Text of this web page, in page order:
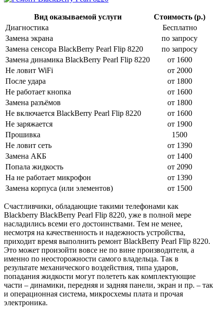
Вид оказываемой услуги
Стоимость (р.)
Диагностика
Бесплатно
Замена экрана
по запросу
Замена сенсора BlackBerry Pearl Flip 8220
по запросу
Замена динамика BlackBerry Pearl Flip 8220
от 1600
Не ловит WiFi
от 2000
После удара
от 1800
Не работает кнопка
от 1600
Замена разъёмов
от 1800
Не включается BlackBerry Pearl Flip 8220
от 1600
Не заряжается
от 1900
Прошивка
1500
Не ловит сеть
от 1390
Замена АКБ
от 1400
Попала жидкость
от 2090
На не работает микрофон
от 1390
Замена корпуса (или элементов)
от 1500
Счастливчики, обладающие такими телефонами как
Blackberry BlackBerry Pearl Flip 8220, уже в полной мере
насладились всеми его достоинствами. Тем не менее,
несмотря на качественность и надежность устройства,
приходит время выполнить ремонт BlackBerry Pearl Flip 8220.
Это может произойти вовсе не по вине производителя, а
именно по неосторожности самого владельца. Так в
результате механического воздействия, типа ударов,
попадания жидкости могут полететь как комплектующие
части – динамики, передняя и задняя панели, экран и пр. – так
и операционная система, микросхемы плата и прочая
электроника.